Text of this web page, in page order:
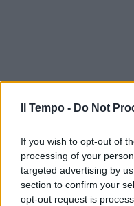
Il Tempo - Do Not
If you wish to opt-out of
processing of your
targeted advertising by
section to confirm your
opt-out request is